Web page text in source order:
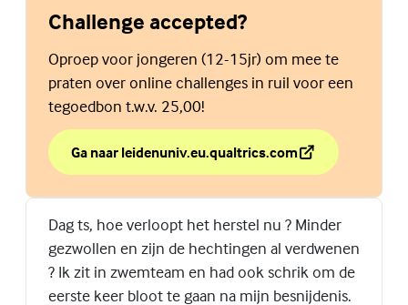
Challenge accepted?
Oproep voor jongeren (12-15jr) om mee te
praten over online challenges in ruil voor een
tegoedbon t.w.v. 25,00!
Ga naar leidenuniv.eu.qualtrics.com
over Challenge accepted?
(Externe link)
Dag ts, hoe verloopt het herstel nu ? Minder
gezwollen en zijn de hechtingen al verdwenen
? Ik zit in zwemteam en had ook schrik om de
eerste keer bloot te gaan na mijn besnijdenis.